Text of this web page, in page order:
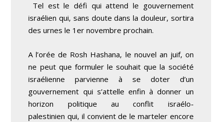
Tel est le défi qui attend le gouvernement
israélien qui, sans doute dans la douleur, sortira
des urnes le 1er novembre prochain.
A l’orée de Rosh Hashana, le nouvel an juif, on
ne peut que formuler le souhait que la société
israélienne parvienne à se doter d’un
gouvernement qui s’attelle enfin à donner un
horizon politique au conflit israélo-
palestinien qui, il convient de le marteler encore